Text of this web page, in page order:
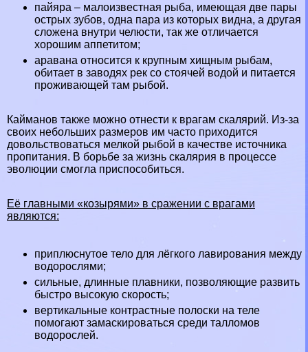
пайяра – малоизвестная рыба, имеющая две пары
острых зубов, одна пара из которых видна, а другая
сложена внутри челюсти, так же отличается
хорошим аппетитом;
аравана относится к крупным хищным рыбам,
обитает в заводях рек со стоячей водой и питается
проживающей там рыбой.
Кайманов также можно отнести к врагам скалярий. Из-за
своих небольших размеров им часто приходится
довольствоваться мелкой рыбой в качестве источника
пропитания. В борьбе за жизнь скалярия в процессе
эволюции смогла приспособиться.
Её главными «козырями» в сражении с врагами
являются:
приплюснутое тело для лёгкого лавирования между
водорослями;
сильные, длинные плавники, позволяющие развить
быстро высокую скорость;
вертикальные контрастные полоски на теле
помогают замаскироваться среди талломов
водорослей.